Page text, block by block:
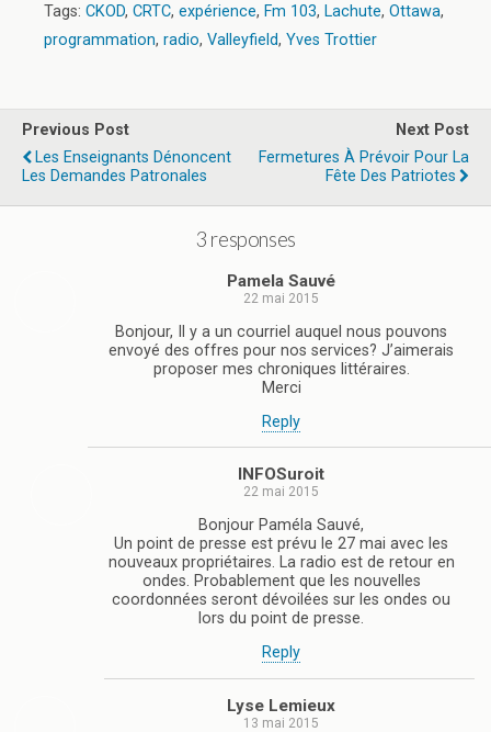
Tags: CKOD, CRTC, expérience, Fm 103, Lachute, Ottawa,
programmation, radio, Valleyfield, Yves Trottier
Previous Post
Les Enseignants Dénoncent
Les Demandes Patronales
Next Post
Fermetures À Prévoir Pour La
Fête Des Patriotes
3 responses
Pamela Sauvé
22 mai 2015
Bonjour, Il y a un courriel auquel nous pouvons
envoyé des offres pour nos services? J’aimerais
proposer mes chroniques littéraires.
Merci
Reply
INFOSuroit
22 mai 2015
Bonjour Paméla Sauvé,
Un point de presse est prévu le 27 mai avec les
nouveaux propriétaires. La radio est de retour en
ondes. Probablement que les nouvelles
coordonnées seront dévoilées sur les ondes ou
lors du point de presse.
Reply
Lyse Lemieux
13 mai 2015